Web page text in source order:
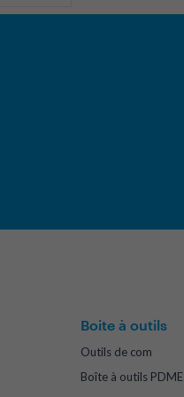
Boite à outils
Outils de com
Boîte à outils PDME